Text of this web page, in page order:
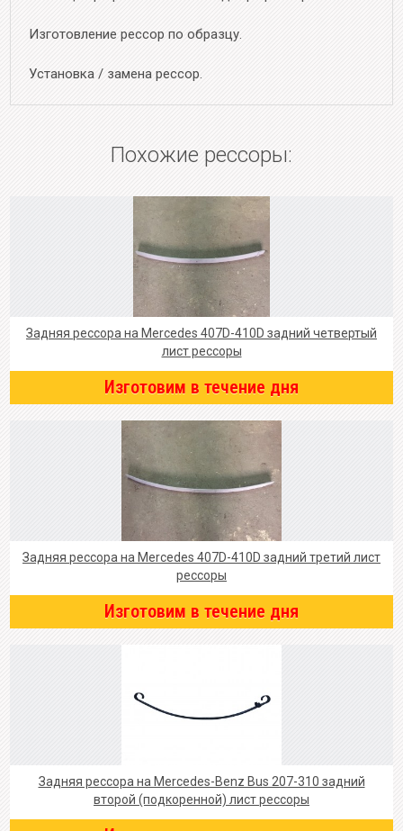
Изготовление рессор по образцу.
Установка / замена рессор.
Похожие рессоры:
Задняя рессора на Mercedes 407D-410D задний четвертый
лист рессоры
Изготовим в течение дня
Задняя рессора на Mercedes 407D-410D задний третий лист
рессоры
Изготовим в течение дня
Задняя рессора на Mercedes-Benz Bus 207-310 задний
второй (подкоренной) лист рессоры